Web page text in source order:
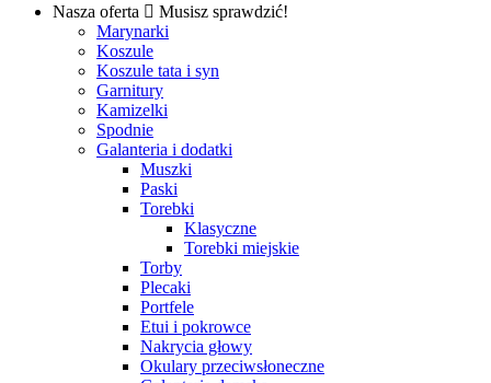
Nasza oferta
Musisz sprawdzić!
Marynarki
Koszule
Koszule tata i syn
Garnitury
Kamizelki
Spodnie
Galanteria i dodatki
Muszki
Paski
Torebki
Klasyczne
Torebki miejskie
Torby
Plecaki
Portfele
Etui i pokrowce
Nakrycia głowy
Okulary przeciwsłoneczne